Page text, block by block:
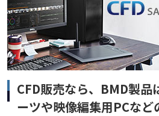
CFD販売なら、BMD製品
ーツや映像編集用PCなど